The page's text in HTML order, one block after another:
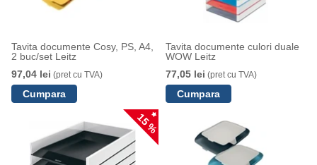
Tavita documente Cosy, PS, A4,
2 buc/set Leitz
97,04 lei (pret cu TVA)
Tavita documente culori duale
WOW Leitz
77,05 lei (pret cu TVA)
15 %